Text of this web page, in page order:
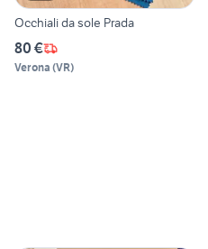
Occhiali da sole Prada
80 €
Verona (VR)